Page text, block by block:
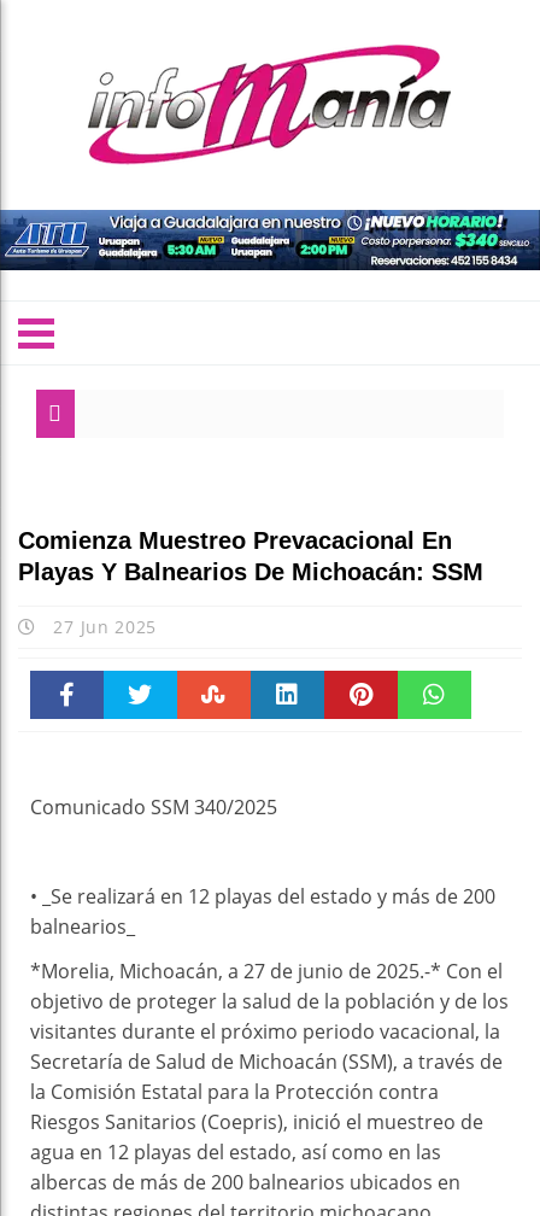
Comienza Muestreo Prevacacional En
Playas Y Balnearios De Michoacán: SSM
27 Jun 2025
Comunicado SSM 340/2025
• _Se realizará en 12 playas del estado y más de 200
balnearios_
*Morelia, Michoacán, a 27 de junio de 2025.-* Con el
objetivo de proteger la salud de la población y de los
visitantes durante el próximo periodo vacacional, la
Secretaría de Salud de Michoacán (SSM), a través de
la Comisión Estatal para la Protección contra
Riesgos Sanitarios (Coepris), inició el muestreo de
agua en 12 playas del estado, así como en las
albercas de más de 200 balnearios ubicados en